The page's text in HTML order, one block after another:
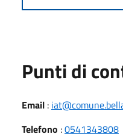
Punti di
Email :
Telefono :0541343808